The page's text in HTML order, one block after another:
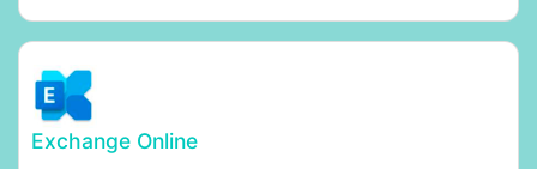
Exchange Online